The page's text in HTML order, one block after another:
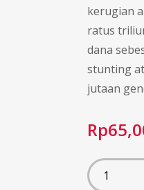
kerugian
ratus
dana
stunting
jutaan
Rp